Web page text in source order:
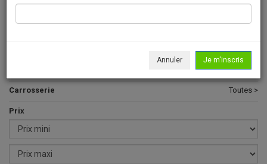
> Rechercher un véhicule
Tous >
Carrosserie Toutes >
Prix
Annuler Je m'inscris